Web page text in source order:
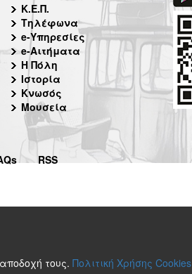
Κ.Ε.Π.
Τηλέφωνα
e-Υπηρεσίες
e-Αιτήματα
Η Πόλη
Ιστορία
Κνωσός
Μουσεία
RSS
τους. Πολιτική Χρήσης Cookies